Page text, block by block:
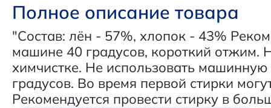
Полное описание товара
"Состав: лён - 57%, хлопок - 43%
машине 40 градусов, короткий отжим.
химчистке. Не использовать
градусов. Во время первой стирки
Рекомендуется провести стирку в